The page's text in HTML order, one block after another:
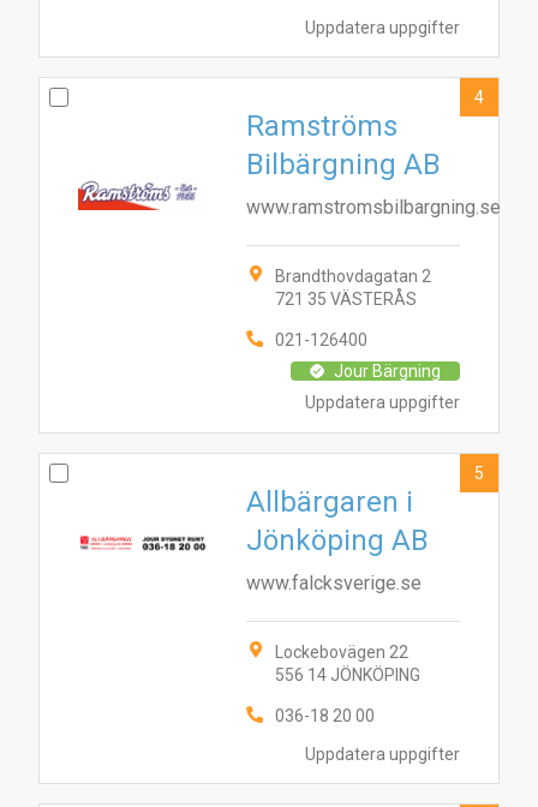
Uppdatera uppgifter
Uppdatera uppgifter
Ramströms
Bilbärgning AB
www.ramstromsbilbargning.se
Brandthovdagatan 2
721 35 VÄSTERÅS
021-126400
Jour Bärgning
4
Uppdatera uppgifter
Allbärgaren i
Jönköping AB
www.falcksverige.se
Lockebovägen 22
556 14 JÖNKÖPING
036-18 20 00
5